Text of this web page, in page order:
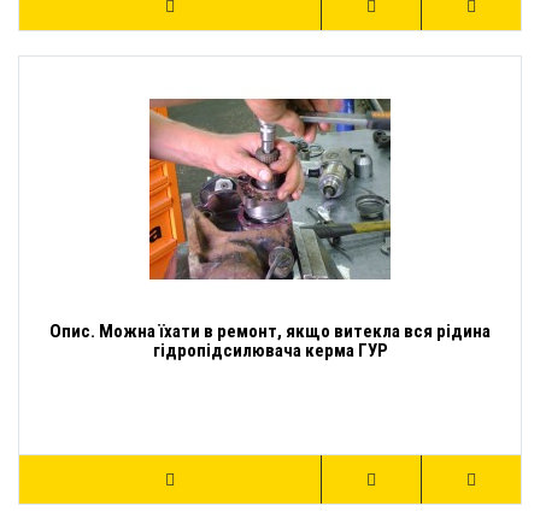
Опис. Можна їхати в ремонт, якщо витекла вся рідина
гідропідсилювача керма ГУР